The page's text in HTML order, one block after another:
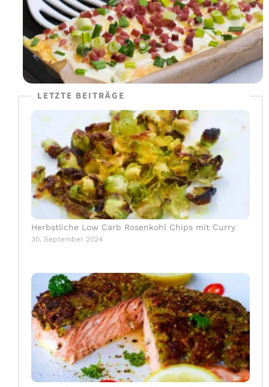
LETZTE BEITRÄGE
Herbstliche Low Carb Rosenkohl Chips mit Curry
30. September 2024